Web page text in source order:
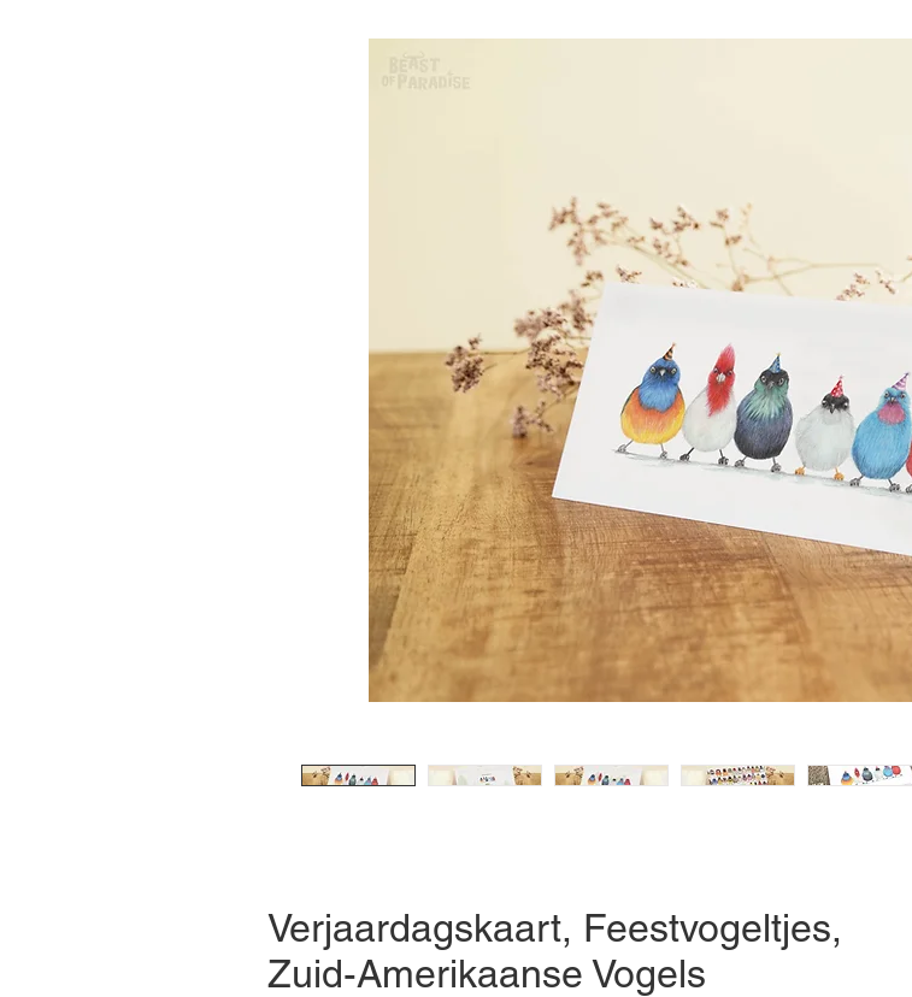
Verjaardagskaart, Feestvogeltjes,
Zuid-Amerikaanse Vogels